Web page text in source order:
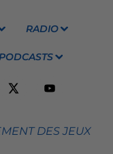
RADIO
DES JEUX